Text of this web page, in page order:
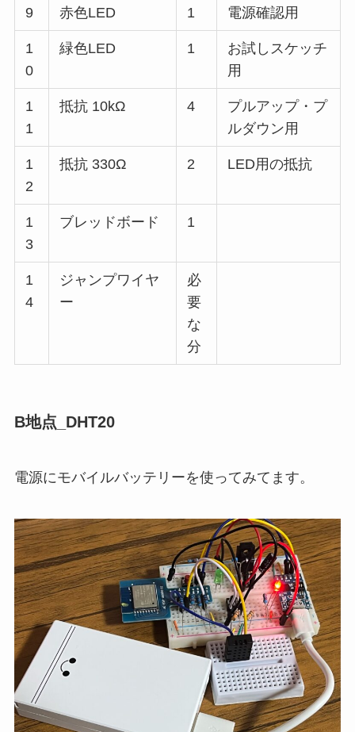
9 赤色LED 1 電源確認用
1
0
緑色LED 1
お試しスケッチ
用
1
1
抵抗 10kΩ 4
プルアップ・プ
ルダウン用
1
2
抵抗 330Ω 2 LED用の抵抗
1
3
ブレッドボード 1
1
4
ジャンプワイヤ
ー
必
要
な
分
B地点_DHT20
電源にモバイルバッテリーを使ってみてます。